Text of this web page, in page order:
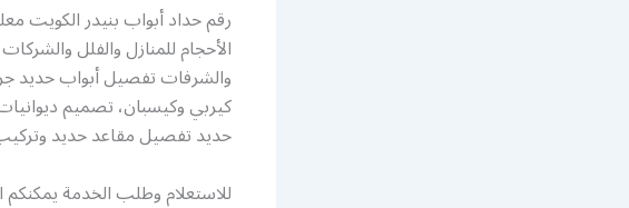
رقم حداد أبواب بنيدر الكويت
الأحجام للمنازل والفلل
والشرفات تفصيل أبواب حديد
كيربي وكيسبان، تصميم
حديد تفصيل مقاعد حديد
للاستعلام وطلب الخدمة